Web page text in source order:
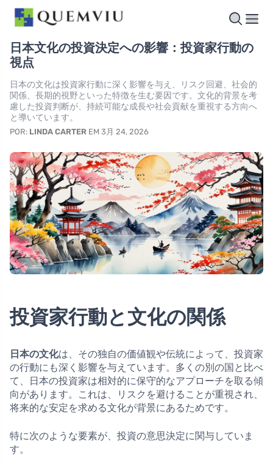
日本文化の投資決定への影響：投資家行動の
視点
日本の文化は投資家行動に深く影響を与え、リスク回避、社会的
関係、長期的視野といった特徴を生む要因です。文化的背景を考
慮した投資判断が、持続可能な成長や社会貢献を重視する方向へ
と導いています。
POR: LINDA CARTER EM 3月 24, 2026
投資家行動と文化の関係
日本の文化は、その独自の価値観や伝統によって、投資家
の行動にも深く影響を与えています。多くの別の国と比べ
て、日本の投資家は相対的に保守的なアプローチを取る傾
向があります。これは、リスクを避けることが重視され、
将来的な安定を求める文化が背景にあるためです。
特に次のような要素が、投資の意思決定に関与していま
す。